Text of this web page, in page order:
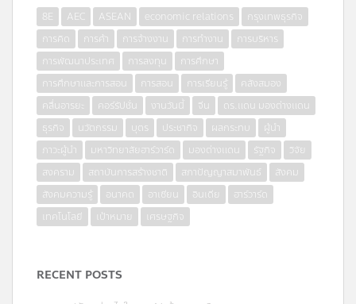
8E AEC ASEAN economic relations
กรุงเทพธุรกิจ
การคิด
การค้า การจ้างงาน การทำงาน
การบริหาร
การพัฒนาประเทศ
การลงทุน
การศึกษา
การศึกษาและการสอน
การสอน การเรียนรู้
คลังสมอง
คลื่นอารยะ
คอร์รัปชั่น งานวันนี้ จีน
ดร.แดน มองต่างแดน
ธุรกิจ
นวัตกรรม บุตร ประชากิจ ผลกระทบ
ผู้นำ
ภาวะผู้นำ
มหาวิทยาลัยฮาร์วาร์ด มองต่างแดน รัฐกิจ
วิจัย
สงคราม
สถาบันการสร้างชาติ สภาปัญญาสมาพันธ์
สังคม
สังคมความรู้
อนาคต อาเซียน อินเดีย
ฮาร์วาร์ด
เทคโนโลยี
เป้าหมาย เศรษฐกิจ
RECENT POSTS